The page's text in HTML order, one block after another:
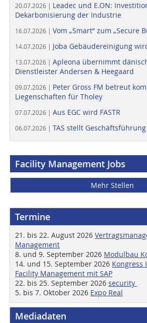
20.07.2026 | Leadec und E.ON:
Dekarbonisierung der Industrie
16.07.2026 | Vom „Smart“ zum „Secure
14.07.2026 | Joba Gebäudereinigung
13.07.2026 | Apleona übernimmt
Dienstleister Andersen & Heegaard
09.07.2026 | Peter Gross FM betreut
Liegenschaften für Tholey
07.07.2026 | Aus EGC wird FASTR
06.07.2026 | TAS stellt
Facility Management Jobs
Mehr Stellen
Termine
21. bis 22. August 2026
Management
8. und 9. September 2026 Modulbau
14. und 15. September 2026 Kongress
Facility Management mit SAP
22. bis 25. September 2026 security
5. bis 7. Oktober 2026 Expo Real
Mediadaten